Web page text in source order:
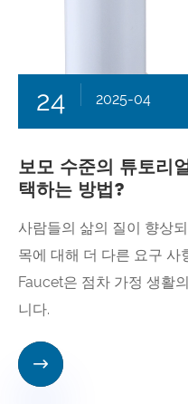
24 2025-04
보모 수준의 튜토리
택하는 방법?
사람들의 삶의 질이 향상
목에 대해 더 다른 요구
Faucet은 점차 가정 생활
니다.
